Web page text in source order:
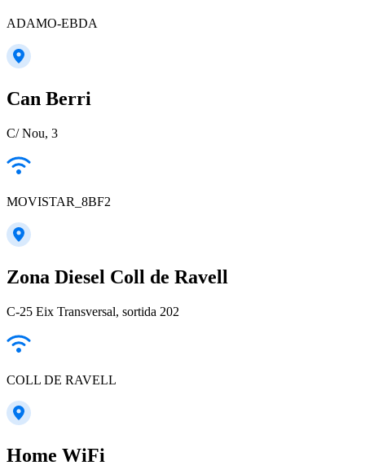
ADAMO-EBDA
Can Berri
C/ Nou, 3
MOVISTAR_8BF2
Zona Diesel Coll de Ravell
C-25 Eix Transversal, sortida 202
COLL DE RAVELL
Home WiFi